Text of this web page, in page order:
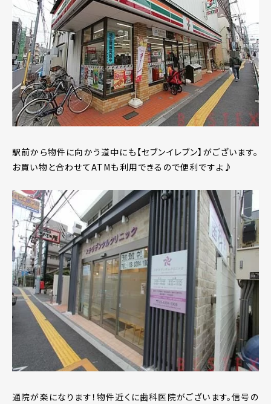
駅前から物件に向かう道中にも【セブンイレブン】がございます。
お買い物と合わせてATMも利用できるので便利ですよ♪
通院が楽になります！物件近くに歯科医院がございます。信号の